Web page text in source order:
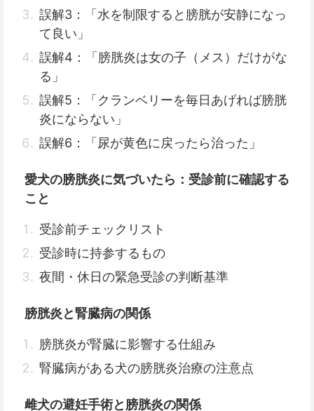
誤解3：「水を制限すると膀胱が安静になっ
て良い」
誤解4：「膀胱炎は女の子（メス）だけがな
る」
誤解5：「クランベリーを毎日あげれば膀胱
炎にならない」
誤解6：「尿が黄色に戻ったら治った」
愛犬の膀胱炎に気づいたら：受診前に確認する
こと
受診前チェックリスト
受診時に持参するもの
夜間・休日の緊急受診の判断基準
膀胱炎と腎臓病の関係
膀胱炎が腎臓に影響する仕組み
腎臓病がある犬の膀胱炎治療の注意点
雌犬の避妊手術と膀胱炎の関係